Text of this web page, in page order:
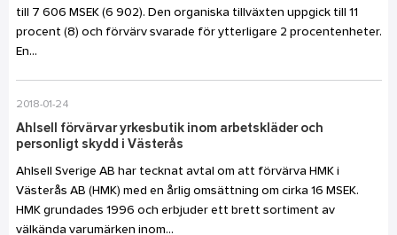
till 7 606 MSEK (6 902). Den organiska tillväxten uppgick till 11
procent (8) och förvärv svarade för ytterligare 2 procentenheter.
En...
2018-01-24
Ahlsell förvärvar yrkesbutik inom arbetskläder och
personligt skydd i Västerås
Ahlsell Sverige AB har tecknat avtal om att förvärva HMK i
Västerås AB (HMK) med en årlig omsättning om cirka 16 MSEK.
HMK grundades 1996 och erbjuder ett brett sortiment av
välkända varumärken inom...